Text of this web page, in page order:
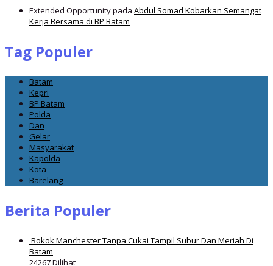
Extended Opportunitypada Abdul Somad Kobarkan Semangat
Kerja Bersama di BP Batam
Tag Populer
Batam
Kepri
BP Batam
Polda
Dan
Gelar
Masyarakat
Kapolda
Kota
Barelang
Berita Populer
Rokok Manchester Tanpa Cukai Tampil Subur Dan Meriah Di
Batam
24267 Dilihat